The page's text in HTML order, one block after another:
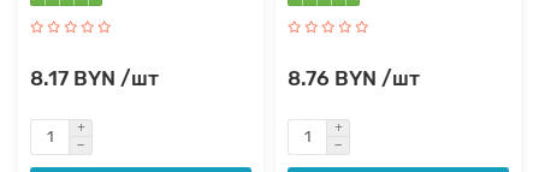
8.17 BYN /шт 8.76 BYN /шт